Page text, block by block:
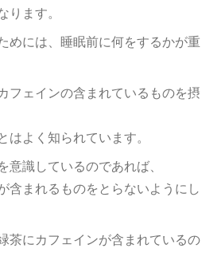
ます。
めには、睡眠前に何をするかが重
フェインの含まれているものを摂
はよく知られています。
意識しているのであれば、
含まれるものをとらないようにし
茶にカフェインが含まれているの